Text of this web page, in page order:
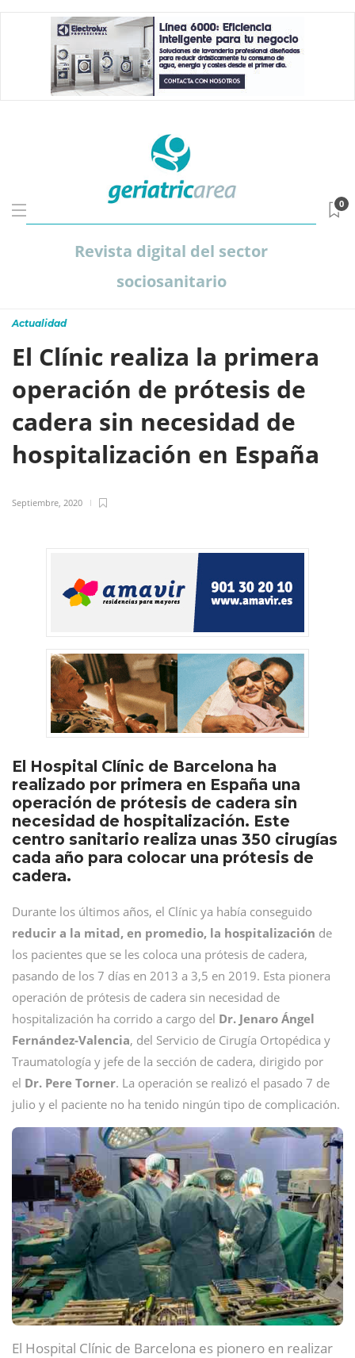
Revista digital del sector
sociosanitario
0
Actualidad
El Clínic realiza la primera
operación de prótesis de
cadera sin necesidad de
hospitalización en España
Septiembre, 2020
El Hospital Clínic de Barcelona ha
realizado por primera en España una
operación de prótesis de cadera sin
necesidad de hospitalización. Este
centro sanitario realiza unas 350 cirugías
cada año para colocar una prótesis de
cadera.
Durante los últimos años, el Clínic ya había conseguido
reducir a la mitad, en promedio, la hospitalización de
los pacientes que se les coloca una prótesis de cadera,
pasando de los 7 días en 2013 a 3,5 en 2019. Esta pionera
operación de prótesis de cadera sin necesidad de
hospitalización ha corrido a cargo del Dr. Jenaro Ángel
Fernández-Valencia, del Servicio de Cirugía Ortopédica y
Traumatología y jefe de la sección de cadera, dirigido por
el Dr. Pere Torner. La operación se realizó el pasado 7 de
julio y el paciente no ha tenido ningún tipo de complicación.
El Hospital Clínic de Barcelona es pionero en realizar